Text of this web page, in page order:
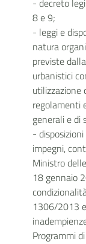
- decreto
8 e 9;
- leggi e
natura
previste
urbanistici
utilizzazione
regolamenti
generali e di
-
impegni,
Ministro
18 gennaio
1306/2013
Programmi